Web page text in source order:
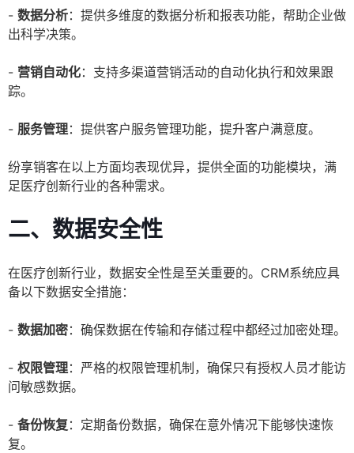
- 数据分析：提供多维度的数据分析和报表功能，帮助企业做
出科学决策。
- 营销自动化：支持多渠道营销活动的自动化执行和效果跟
踪。
- 服务管理：提供客户服务管理功能，提升客户满意度。
纷享销客在以上方面均表现优异，提供全面的功能模块，满
足医疗创新行业的各种需求。
二、数据安全性
在医疗创新行业，数据安全性是至关重要的。CRM系统应具
备以下数据安全措施：
- 数据加密：确保数据在传输和存储过程中都经过加密处理。
- 权限管理：严格的权限管理机制，确保只有授权人员才能访
问敏感数据。
- 备份恢复 ：定期备份数据，确保在意外情况下能够快速恢
复。